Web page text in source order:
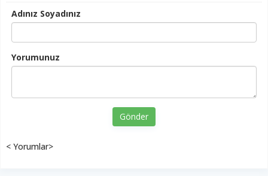
Adınız Soyadınız
Yorumunuz
Gönder
< Yorumlar>